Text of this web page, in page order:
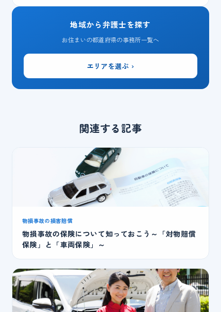
地域から弁護士を探す
お住まいの都道府県の事務所一覧へ
エリアを選ぶ ›
関連する記事
物損事故の損害賠償
物損事故の保険について知っておこう～「対物賠償
保険」と「車両保険」～